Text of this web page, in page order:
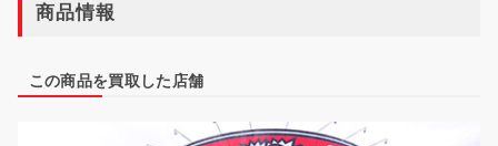
商品情報
この商品を買取した店舗